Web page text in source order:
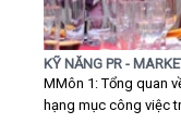
KỸ NĂNG PR -
MMôn 1: Tổng quan
hạng mục công việc